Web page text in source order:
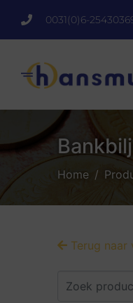
0031(0)6-
Home
Terug naar